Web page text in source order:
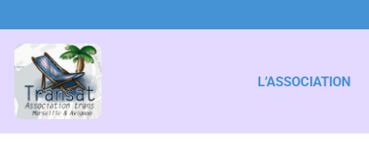
L’ASSOCIATION